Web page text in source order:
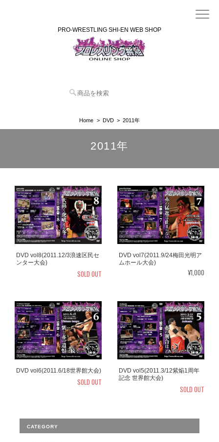
PRO-WRESTLING SHI-EN WEB SHOP
Home DVD 2011年
2011年
DVD vol8(2011.12/3浪速区民セ
ンター大会)
SOLD OUT
DVD vol7(2011.9/24梅田光明ア
ムホール大会)
¥1,000
DVD vol6(2011.6/18世界館大会)
SOLD OUT
DVD vol5(2011.3/12紫焔1周年
記念 世界館大会)
SOLD OUT
CATEGORY